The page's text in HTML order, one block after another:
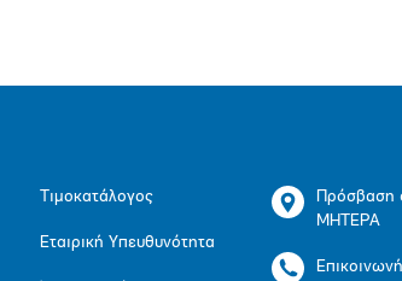
Τιμοκατάλογος
Εταιρική Υπευθυνότητα
Πρόσβαση
ΜΗΤΕΡΑ